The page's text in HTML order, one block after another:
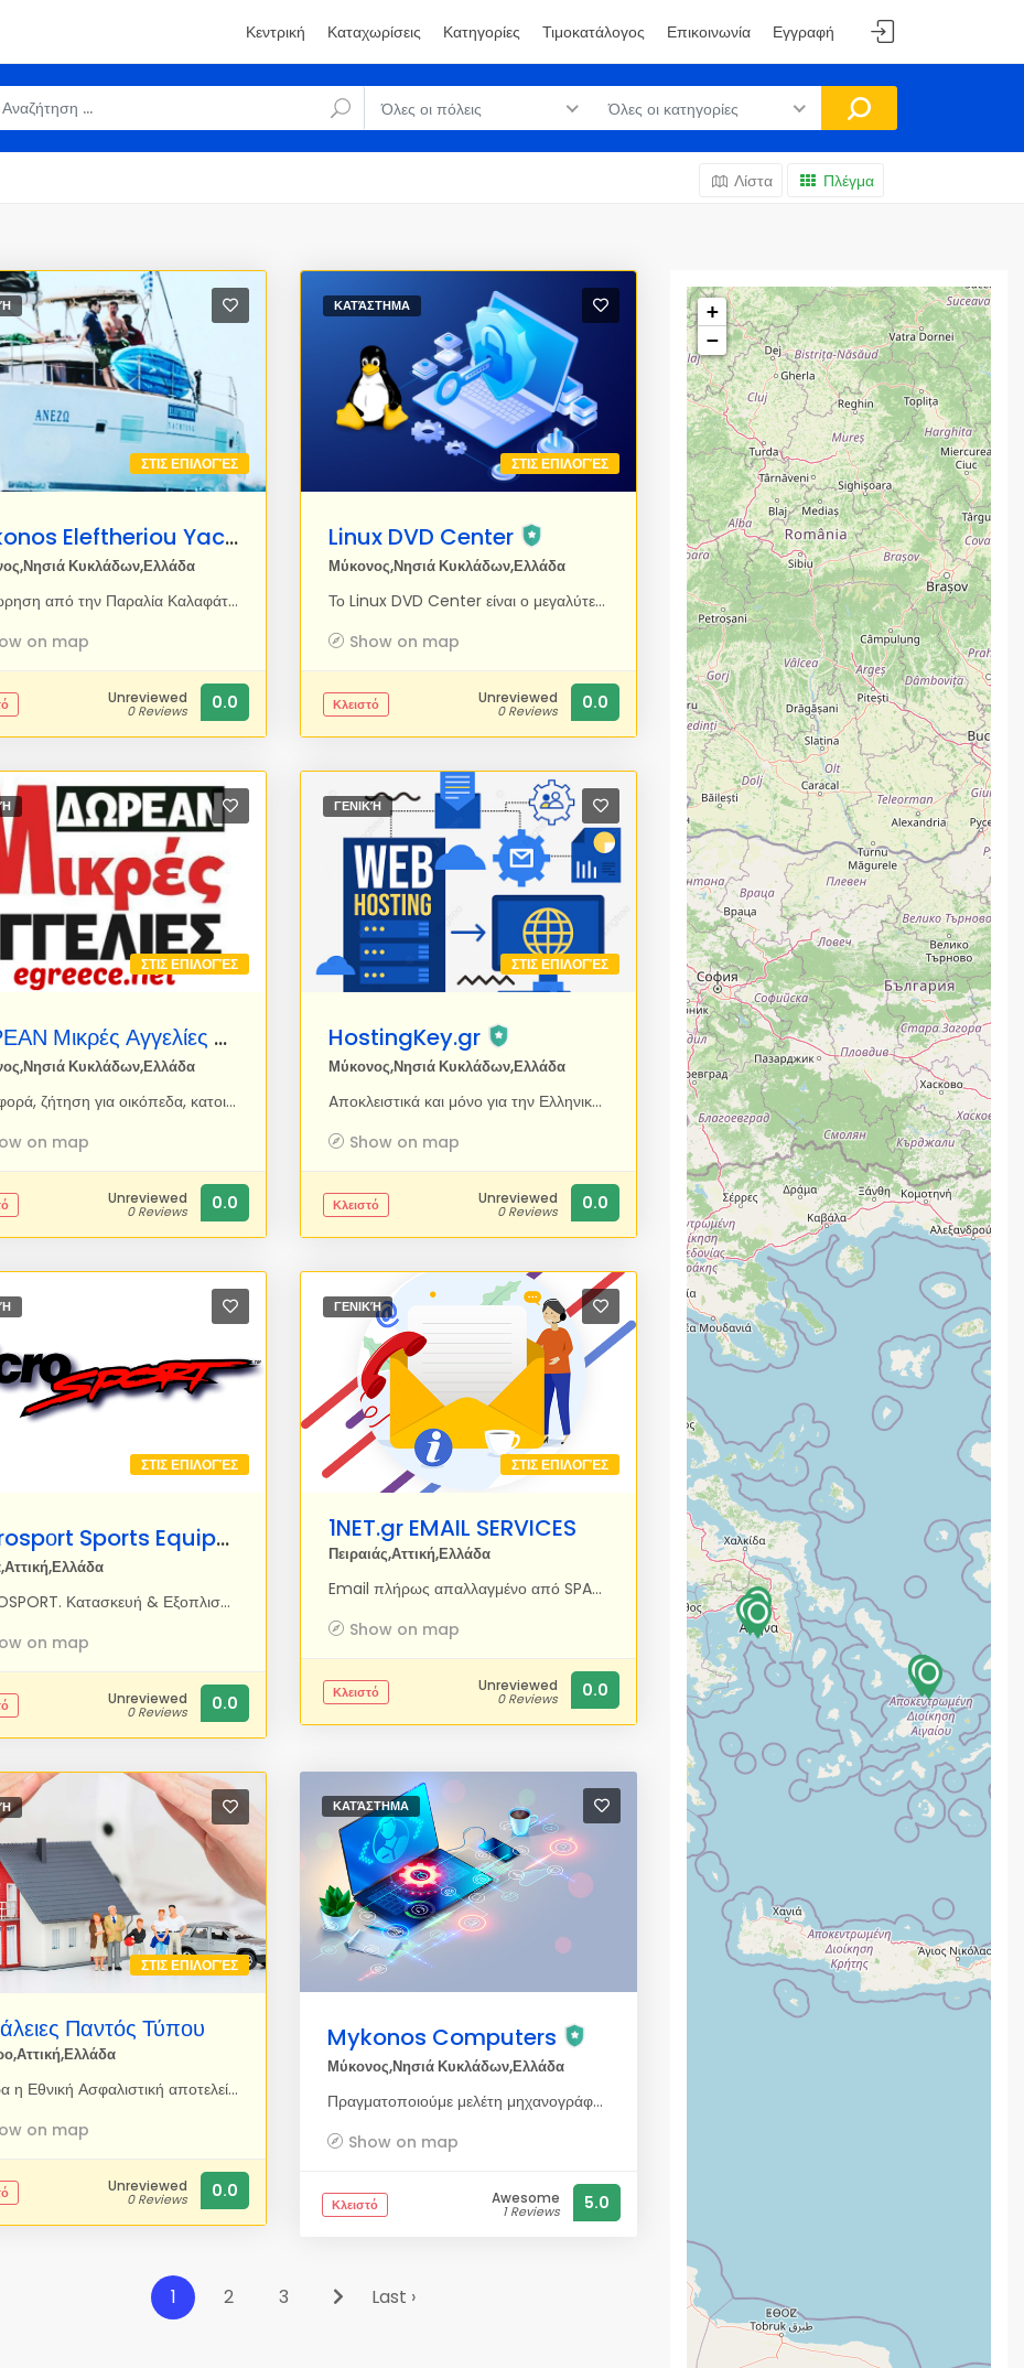
Κεντρική Καταχωρίσεις Κατηγορίες Τιμοκατάλογος Επικοινωνία Εγγραφή
Όλες οι πόλεις Όλες οι κατηγορίες
Πλέγμα
Λίστα
ΣΤΙΣ ΕΠΙΛΟΓΈΣ
Mykonos Eleftheriou Yachting
Κυκλάδων,Ελλάδα
Αναχώρηση από την Παραλία Καλαφάτη στις 12 µ.µ. Επίσκεψη στις Παραλίες της Ρήνιας και στις νότιες παραλίες της Μυκόνου: Καλό Λιβαδι,΄Ελια, Αγράρι, Super Paradise, Paradise, Παράγκα, Πλατύς Γιαλός και Oρνός. (Η επίσκεψη στο νησί ∆ήλος πραγµατοποιείται κατόπιν αιτήσεως). Επιστροφή στην Παραλία Καλαφάτης στις 20:00.
on map
Unreviewed
0 Reviews 0.0
ΣΤΙΣ ΕΠΙΛΟΓΈΣ
ΚΑΤΆΣΤΗΜΑ
Linux DVD Center
Μύκονος,Νησιά Κυκλάδων,Ελλάδα
Το Linux DVD Center είναι ο μεγαλύτερος κατασκευαστής DVD Linux στον κόσμο για ιδιώτες, λιανοπωλητές και μεταπωλητές. Παρέχουμε δίσκους DVD Linux για προσωπική χρήση ή μεταπώληση παγκοσμίως. Επειδή κατασκευάζουμε κάθε μέρος του έργου DVD σας εδώ στο δικό μας εργοστάσιο, το Linux DVD Center μπορεί να σας παραδώσει DVD υψηλής ποιότητας σε θήκες σε μόλις 3 ημέρες ή και λιγότερο. Η συσκευασία των θηκών DVD μας περιλαμβάνει περιτύλιγμα από πολυαιθυλένιο και την επιλογή σας από μαύρες, λευκές ή διαφανείς θήκες. Όλα τα πακέτα DVD μας εκτυπώνονται χρησιμοποιώντας μόνο μη τοξικά, φυτικής προέλευσης, βιοδιασπώμενα μελάνια για μια πλούσια, ζωντανή εμφάνιση που είναι απαράμιλλη στον κλάδο. Προσθέστε σε όλα αυτά την 100% Εγγύηση Ικανοποίησης, την Υπόσχεση Χαμηλής Τιμής και τους χρόνους παράδοσης της ημέρας και έχετε την καλύτερη παραγωγή DVD που υπάρχει. Γιατί ο δίσκος μας είναι η μόνη επιλογή για την παραγωγή DVD Linux - Τα DVD σας θα φαίνονται καταπληκτικά, χάρη στην βραβευμένη, έγχρωμη εκτύπωση μεταξοτυπίας σε δίσκο. - Τα βιοδιασπώμενα μελάνια μας με φυτική βάση παράγουν μερικά από τα πιο πλούσια και ζωντανά χρώματα που υπάρχουν. - Η Υπόσχεση Χαμηλής Τιμής μας σημαίνει ότι δεν θα πληρώσετε ποτέ πάρα πολλά για αντιγραφή ή αναπαραγωγή δίσκων υψηλής ποιότητας. - Εγγυόμαστε τους χρόνους παραγωγής μας (δεν εγγυόμαστε τους χρόνους αποστολής). Εάν χάσουμε την εγγυημένη ημερομηνία παραγωγής, θα το διορθώσουμε. - Όλα τα πακέτα μας καλύπτονται από την εγγύηση ικανοποίησης. - Ξεκινήστε την παραγωγή των δίσκων σας σήμερα, χάρη στις γρήγορες εφαρμογές online παραγγελίας.
Show on map
Κλειστό Unreviewed
0 Reviews 0.0
ΣΤΙΣ ΕΠΙΛΟΓΈΣ
Μικρές Αγγελίες
Κυκλάδων,Ελλάδα
Προσφορά, ζήτηση για οικόπεδα, κατοικίες, σπίτια, ακίνητα, αυτοκίνητα, σκάφη, μηχανήματα, εξοπλισμός, είδη γραφείου, κατοικίδια, κοινωνικά, γνωριμίες, προσφορές, υπηρεσίες, θέσεις εργασίας, καινούρια και μεταχειρισμένα προϊόντα Αυτόματη δημοσίευση αγγελίας, εντελώς δωρεάν, αναζήτηση ανά κατηγορία και περιοχή.
on map
Unreviewed
0 Reviews 0.0
ΣΤΙΣ ΕΠΙΛΟΓΈΣ
ΓΕΝΙΚΉ
HostingKey.gr
Μύκονος,Νησιά Κυκλάδων,Ελλάδα
Aποκλειστικά και μόνο για την Ελληνική αγορά, παρέχουμε μόνο εμείς φιλοξενία ιστοσελίδων (Web Hosting) από €2 / μήνα και εντελώς ΔΩΡΕΑΝ .GR Domain Name. Δίνουμε έτσι την δυνατότητα σε όλους να έχουν το δικό τους web site με ένα ελάχιστο κόστος. Φιλοξενία ιστοσελίδων στην Ελλάδα σε ασυναγώνιστες τιμές. Νέας γενιάς servers με αδιάκοπη λειτουργία και 24ωρη υποστήριξη. Η HostingKey, είναι ένας πάροχος φιλοξενίας που απευθύνεται τόσο σε ιδιώτες όσο και σε επαγγελματίες ή μεγάλες επιχειρήσεις.
Show on map
Κλειστό Unreviewed
0 Reviews 0.0
ΣΤΙΣ ΕΠΙΛΟΓΈΣ
Microspοrt Sports Equipment
MICROSPORT. Κατασκευή & Εξοπλισμός Αθλητικών Εγκαταστάσεων και Πάρκων Αναψυχής. Εξοπλισμός αθλημάτων & αθλητικών εγκαταστάσεων
on map
Unreviewed
0 Reviews 0.0
ΣΤΙΣ ΕΠΙΛΟΓΈΣ
ΓΕΝΙΚΉ
1NET.gr EMAIL SERVICES
Πειραιάς,Αττική,Ελλάδα
Email πλήρως απαλλαγμένο από SPAM & VIRUS Αγοράστε σήμερα το δικό σας email@1NET.gr πλήρως απαλλαγμένο και καθαρό από ιούς και spam. Μπορείτε να το διαχειριστείτε εύκολα από οπουδήποτε, τον ηλεκτρονικό υπολογιστή σας το κινητό σας. Λειτουργεί και ως POP3 και ως IMAP Μόνο με €10 εφάπαξ έχετε το email της επιλογής σας! - Σάρωση ιών και ανεπιθύμητων μηνυμάτων για όλα τα email. - Καθαρά μηνύματα ηλεκτρονικού ταχυδρομείου από spam & ιούς. - Πρόσβαση από οπουδήποτε χρησιμοποιώντας οποιοδήποτε Web Browser webmail.1net.gr - Πρόσβαση από τον λογαριασμό αλληλογραφίας - SMTP/POP3/IMAP - Πρόσβαση από το κινητό σας τηλέφωνο - Εγκαταστήστε οποιαδήποτε εφαρμογή αλληλογραφίας - Δεν υπάρχουν ανεπιθύμητες διαφημίσεις στο γραμματοκιβώτιό σας. - Απεριόριστος αριθμός email ανά ημέρα. - Μέγεθος γραμματοκιβωτίου 1GB, Μέγιστο μέγεθος μηνύματος 2MB. - Μπορείτε να χρησιμοποιείτε αυτό το email για πάντα. - Αμεση τηλεφωνική υποστήριξη σε κάθε πρόβλημα ή ερώτημα.
Show on map
Κλειστό Unreviewed
0 Reviews 0.0
ΣΤΙΣ ΕΠΙΛΟΓΈΣ
Παντός Τύπου
Σήμερα η Εθνική Ασφαλιστική αποτελεί την Πρώτη και Μεγαλύτερη Ασφαλιστική Εταιρεία στην Ελλάδα ...και έχει ζωή πάνω από 120 έτη. Ιδρύθηκε το 1891 από την Εθνική Τράπεζα που είναι σήμερα ο κυριότερος μέτοχός της. Απασχολεί πάνω από 1000 ειδικούς υπαλλήλους, σε μεγάλο ποσοστό επιστήμονες. Διαθέτει ένα ευρύ δίκτυο από 67 υποκαταστήματα, 150 γραφεία πωλήσεων, 900 πρακτορεία σε όλη τη χώρα και 4.500 συνεργάτες (Ασφαλιστικούς Συμβούλους) έτοιμους να αντιμετωπίσουν οποιοδήποτε πρόβλημα των πελατών της. Έχει οργάνωση και δυνατότητα στο διακανονισμό και στην γρήγορη αποζημίωση οποιαδήποτε ζημιάς, με το ON-LINE μηχανογραφικό σύστημα, σ` οποιοδήποτε σημείο της Ελλάδας. Ενδεικτικό είναι ότι κάθε εργάσιμη ημέρα, η "ΕΘΝΙΚΗ" πληρώνει για αποζημιώσεις 400.000 Ευρώ περίπου. Γι` αυτό η Εθνικής Ασφαλιστικής εμπνέει σιγουριά. Γιατί να επιλέξετε εμάς; Με την εγγύηση της Εθνική Ασφαλιστική σας προσφέρουμε τα πιο ολοκληρωμένα και οικονομικά συμβόλαια που αφορούν την Υγεία, τη Σύνταξη, το Αυτοκίνητο καθώς και τα ακίνητα σας και κυρίως βρισκόμαστε πάντα στη διάθεση σας να σας εξυπηρετήσουμε με τον καλύτερο δυνατό τρόπο.
on map
Unreviewed
0 Reviews 0.0
ΚΑΤΆΣΤΗΜΑ
Mykonos Computers
Μύκονος,Νησιά Κυκλάδων,Ελλάδα
Πραγματοποιούμε μελέτη μηχανογράφησης μικρών, μεγάλων εταιρειών με σκοπό την παρουσία ολοκληρωμένων λύσεων για την καλύτερη δυνατή απόδοση και αδιάλειπτη λειτουργία της επιχείρησης σας. Τι θα βρείτε στο κατάστημα μας ? Στο ιδιόκτητο κατάστημά μας, στο Μαράθι Μυκόνου (Αγ. Παντελεήμονας), θα βρείτε όλα τα προϊόντα πληροφορικής, με καθημερινές προσφορές και άριστες τιμές. Ολα τα προιόντα μπορείτε να τα βρείτε, να συγκρίνετε τις τιμές μας, και να τα παραγγείλετε online, στο ηλεκτρονικό μας κατατάστημα COMPUTER SHOP - Εφαρμογές για επιχειρήσεις, καταστήματα, λογιστήρια. - Εμπορικές εφαρμογές σε online διασύνδεση με ΑΑΔΕ. - Φορολογικές Ταμειακές Μηχανές Cloud σε Η/Υ, laptop, κινητό, ή tablet. - Ψηφιακή κάρτα εργασίας - Σύνδεση εφαρμογής με ΕΡΓΑΝΗ - Η/Y, Περιφεριακά, Τηλεφωνία, Εξοπλισμός, Φωτογραφικά Ειδη - Ηλεκτρονικοί υπολογιστές, laptops, tablets, οθόνες, μνήμες, περιφερειακά. - Εκτυπωτές, αναλώσιμα, μελάνια, γραφίτες, καλώδια, ηχεία, σκληροί δίσκοι. - Μηχανές γραφείου, αριθμομηχανές, πλαστικοποιητές, projectors. - Smartphones, κινητά, σταθερά & ασύρματα τηλέφωνα, ακουστικά. - Βιντεοκάμερες, φωτογραφικά είδη, τρίποδες, κάρτες μνήμης. - Υπηρεσίες, Service, Επισκευές, Internet Services. - Οργάνωση επιχειρήσεων, λογισμικό & υπηρεσίες διαδικτύου. - Κατασκευή & φιλοξενία ιστοσελίδων & eshop (web hosting & design). - Καταχωρήσεις ονομάτων .gr, .eu, .us, .com, .net, .org, .info κτλ. - Υπηρεσίες cloud, για την αποθήκευση και συγχρονισμό δεδομένων. - Επισκευές, service ηλεκτρονικών υπολογιστών & laptop. - Εγκαταστάσεις λειτουργικών Windows, Linux & προγραμμάτων.
Show on map
Κλειστό Awesome
1 Reviews 5.0
1 2 3 Last ›
+
−